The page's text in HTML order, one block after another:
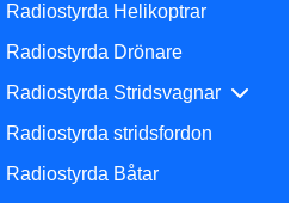
Radiostyrda Helikoptrar
Radiostyrda Drönare
Radiostyrda Stridsvagnar
Radiostyrda stridsfordon
Radiostyrda Båtar